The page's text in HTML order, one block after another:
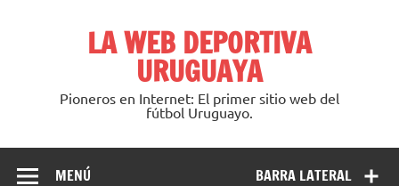
LA WEB DEPORTIVA
URUGUAYA
Pioneros en Internet: El primer sitio web del
fútbol Uruguayo.
BARRA LATERAL
MENÚ